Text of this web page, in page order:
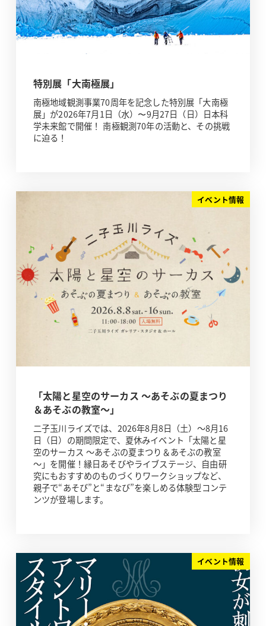
特別展「大南極展」
南極地域観測事業70周年を記念した特別展「大南極
展」が2026年7月1日（水）〜9月27日（日）日本科
学未来館で開催！ 南極観測70年の活動と、その挑戦
に迫る！
イベント情報
「太陽と星空のサーカス ～あそぶの夏まつり
＆あそぶの教室～」
二子玉川ライズでは、2026年8月8日（土）～8月16
日（日）の期間限定で、夏休みイベント「太陽と星
空のサーカス ～あそぶの夏まつり＆あそぶの教室
～」を開催！縁日あそびやライブステージ、自由研
究にもおすすめのものづくりワークショップなど、
親子で“あそび”と“まなび”を楽しめる体験型コンテ
ンツが登場します。
イベント情報